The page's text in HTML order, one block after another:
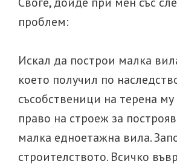
проблем:
Искал да построи малка
което получил по
съсобственици на терена
право на строеж за
малка едноетажна вила.
строителството. Всичко